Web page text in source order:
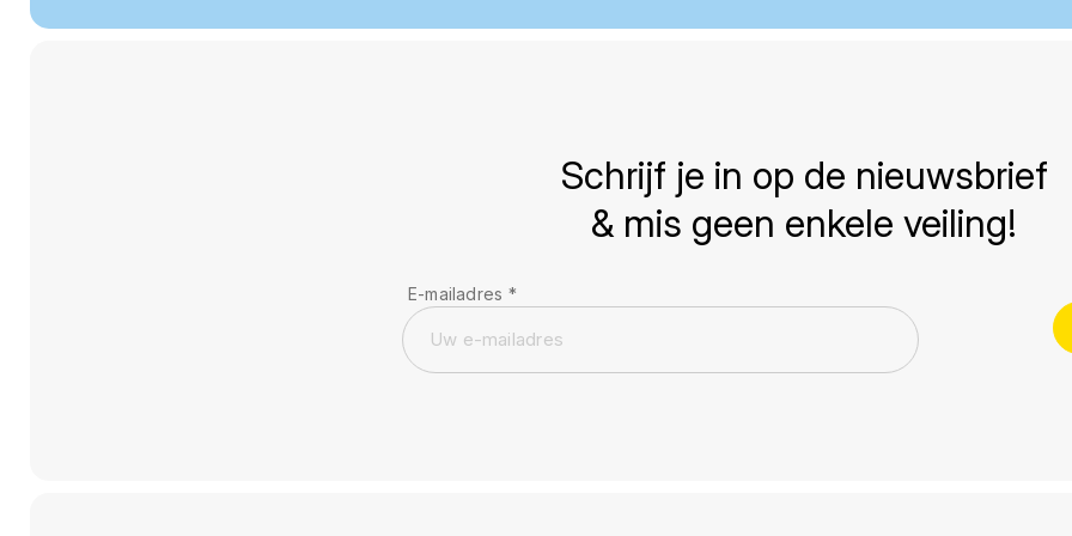
Schrijf je in op de nieuwsbrief
& mis geen enkele veiling!
E-mailadres *